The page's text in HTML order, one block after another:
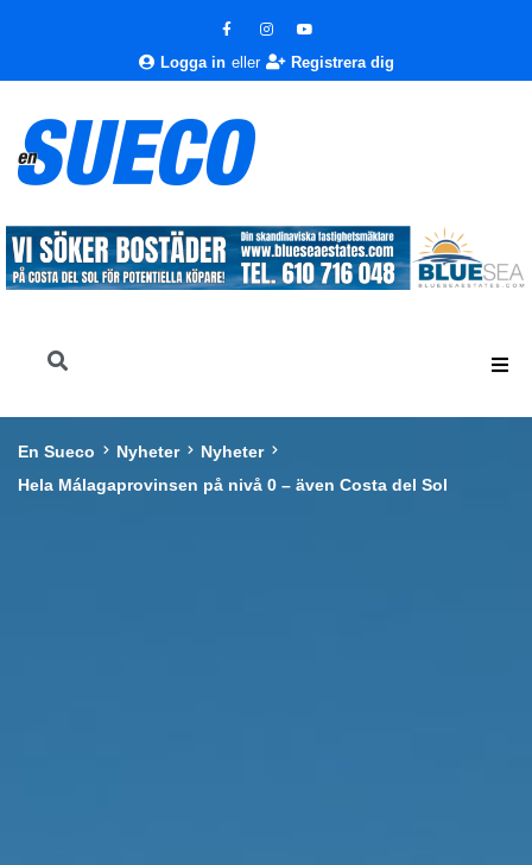
Logga in eller Registrera dig
En Sueco Nyheter
Nyheter
Hela Málagaprovinsen på nivå 0 – även Costa del Sol